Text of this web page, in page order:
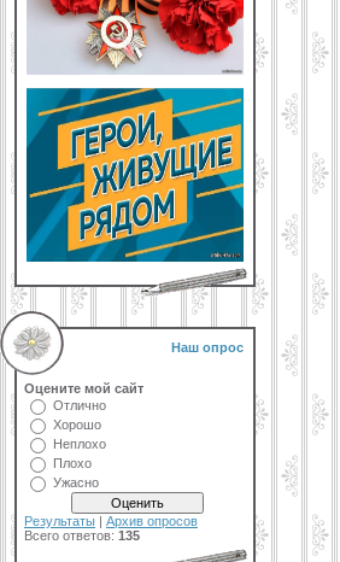
Наш опрос
Оцените мой сайт
Отлично
Хорошо
Неплохо
Плохо
Ужасно
Результаты | Архив опросов
Всего ответов: 135